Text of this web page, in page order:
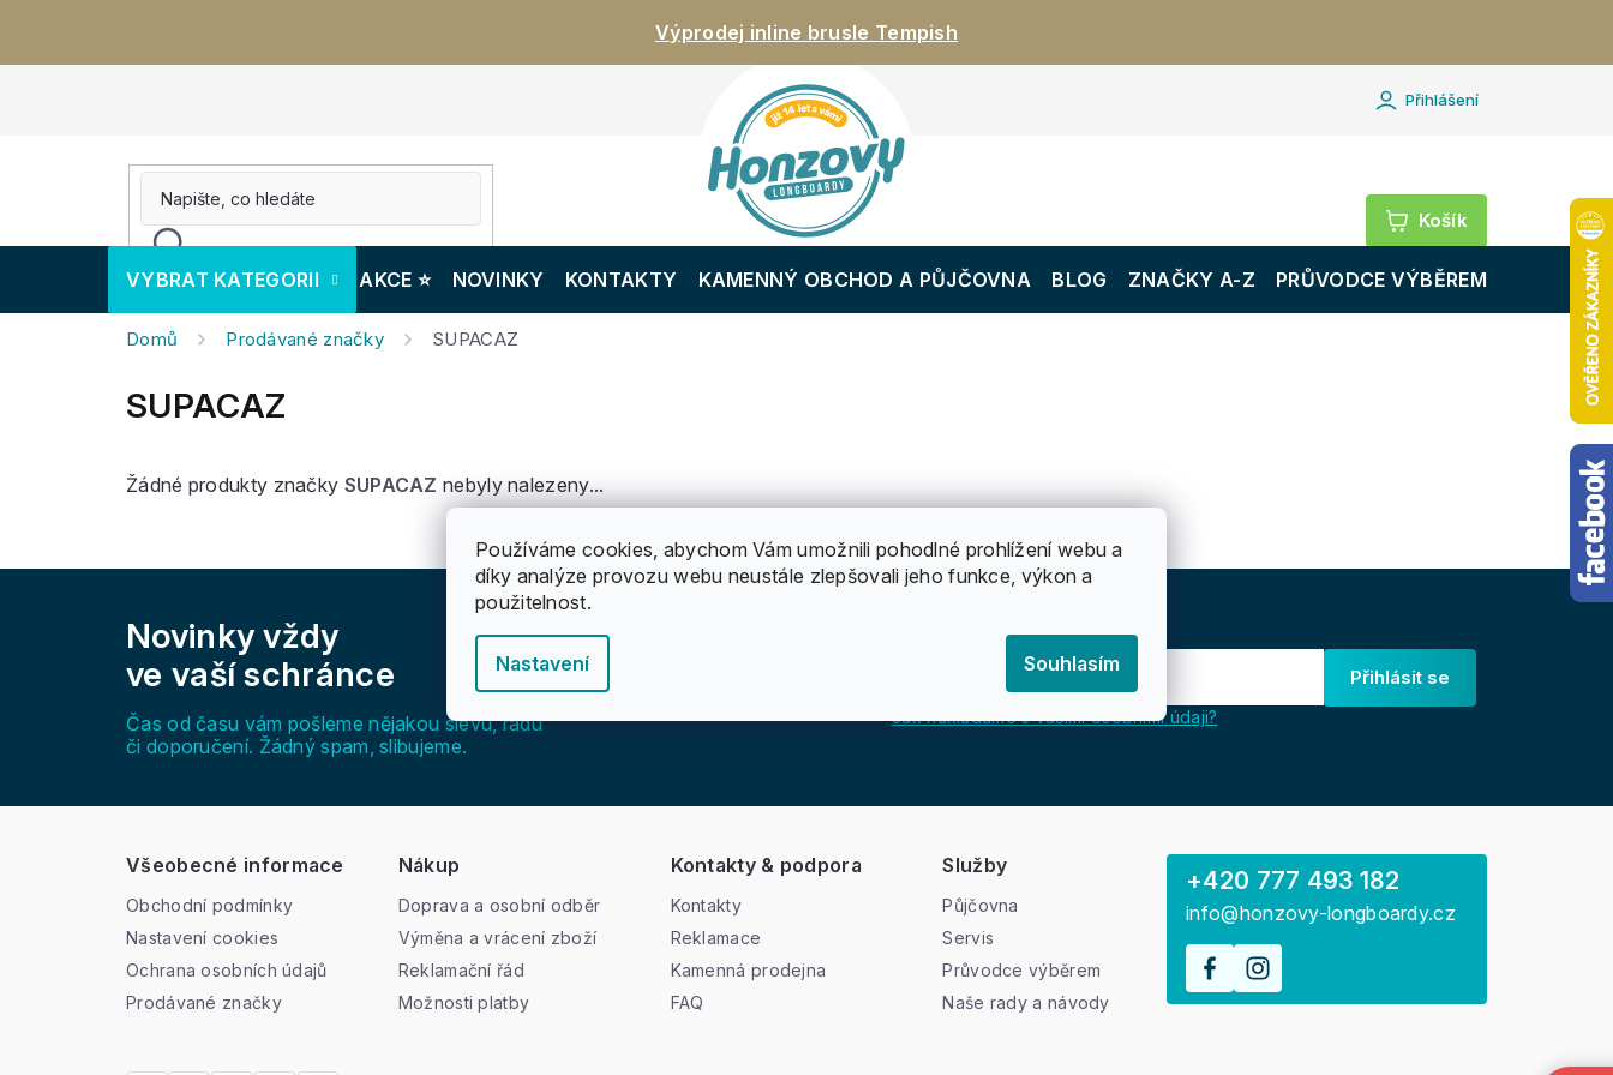
Používáme cookies, abychom Vám umožnili pohodlné prohlížení webu a
díky analýze provozu webu neustále zlepšovali jeho funkce, výkon a
použitelnost.
Nastavení Souhlasím
Výprodej inline brusle Tempish
Přihlášení
Nákupní
košík
VYBRAT KATEGORII AKCE ⭐️ NOVINKY KONTAKTY KAMENNÝ OBCHOD A PŮJČOVNA BLOG ZNAČKY A-Z PRŮVODCE VÝBĚREM
Domů Prodávané značky SUPACAZ
SUPACAZ
Žádné produkty značky SUPACAZ nebyly nalezeny...
Novinky vždy
ve vaší schránce
Čas od času vám pošleme nějakou slevu, radu
či doporučení. Žádný spam, slibujeme.
Přihlásit se
Jak nakládáme s vašimi osobními údaji?
Všeobecné informace
Obchodní podmínky
Nastavení cookies
Ochrana osobních údajů
Prodávané značky
Nákup
Doprava a osobní odběr
Výměna a vrácení zboží
Reklamační řád
Možnosti platby
Kontakty & podpora
Kontakty
Reklamace
Kamenná prodejna
FAQ
Služby
Půjčovna
Servis
Průvodce výběrem
Naše rady a návody
+420 777 493 182
info@honzovy-longboardy.cz